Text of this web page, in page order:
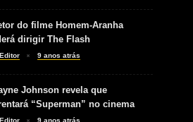
do filme Homem-Aranha
dirigir The Flash
Editor 9 anos atrás
Johnson revela que
“Superman” no cinema
Editor 9 anos atrás